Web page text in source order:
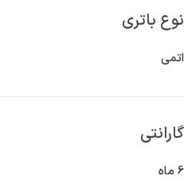
نوع باتری
اتمی
گارانتی
6 ماه